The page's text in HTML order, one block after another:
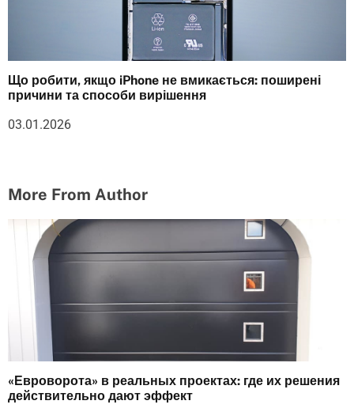
Що робити, якщо iPhone не вмикається: поширені
причини та способи вирішення
03.01.2026
More From Author
«Евроворота» в реальных проектах: где их решения
действительно дают эффект